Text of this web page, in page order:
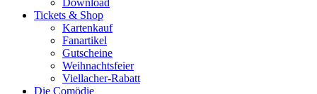
Tickets & Shop
Kartenkauf
Fanartikel
Gutscheine
Weihnachtsfeier
Viellacher-Rabatt
Die Comödie